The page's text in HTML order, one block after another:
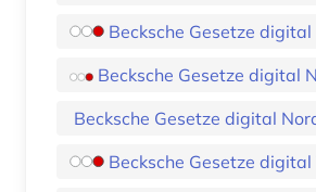
Becksche Gesetze digital
Becksche Gesetze digital
Becksche Gesetze digital
Becksche Gesetze